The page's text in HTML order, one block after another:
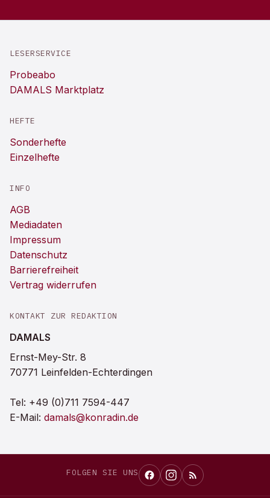
LESERSERVICE
Probeabo
DAMALS Marktplatz
HEFTE
Sonderhefte
Einzelhefte
INFO
AGB
Mediadaten
Impressum
Datenschutz
Barrierefreiheit
Vertrag widerrufen
KONTAKT ZUR REDAKTION
DAMALS
Ernst-Mey-Str. 8
70771 Leinfelden-Echterdingen
Tel: +49 (0)711 7594-447
E-Mail: damals@konradin.de
FOLGEN SIE UNS